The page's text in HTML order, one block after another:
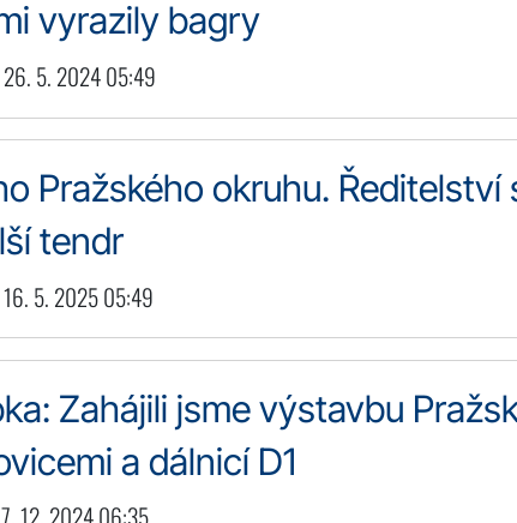
vyrazily bagry
26. 5. 2024 05:49
Pražského okruhu. Ředitelství
tendr
16. 5. 2025 05:49
Zahájili jsme výstavbu
a dálnicí D1